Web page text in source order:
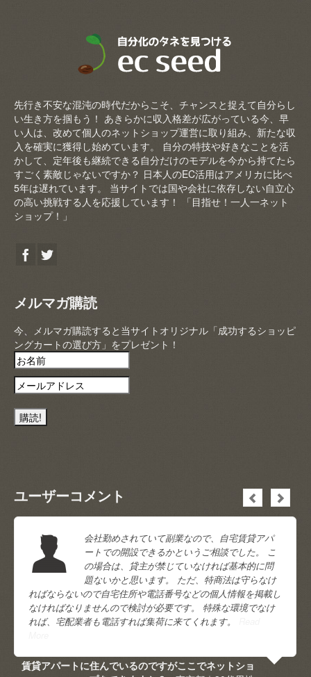
先行き不安な混沌の時代だからこそ、チャンスと捉えて自分らし
い生き方を掴もう！ あきらかに収入格差が広がっている今、早
い人は、改めて個人のネットショップ運営に取り組み、新たな収
入を確実に獲得し始めています。 自分の特技や好きなことを活
かして、定年後も継続できる自分だけのモデルを今から持てたら
すごく素敵じゃないですか？ 日本人のEC活用はアメリカに比べ
5年は遅れています。 当サイトでは国や会社に依存しない自立心
の高い挑戦する人を応援しています！ 「目指せ！一人一ネット
ショップ！」
メルマガ購読
今、メルマガ購読すると当サイトオリジナル「成功するショッピ
ングカートの選び方」をプレゼント！
ユーザーコメント
会社勤めされていて副業なので、自宅賃貸アパ
ートでの開設できるかというご相談でした。 こ
の場合は、貸主が禁じていなければ基本的に問
題ないかと思います。 ただ、特商法は守らなけ
ればならないので自宅住所や電話番号などの個人情報を掲載し
なければなりませんので検討が必要です。 特殊な環境でなけ
れば、宅配業者も電話すれば集荷に来てくれます。
賃貸アパートに住んでいるのですがここでネットショ